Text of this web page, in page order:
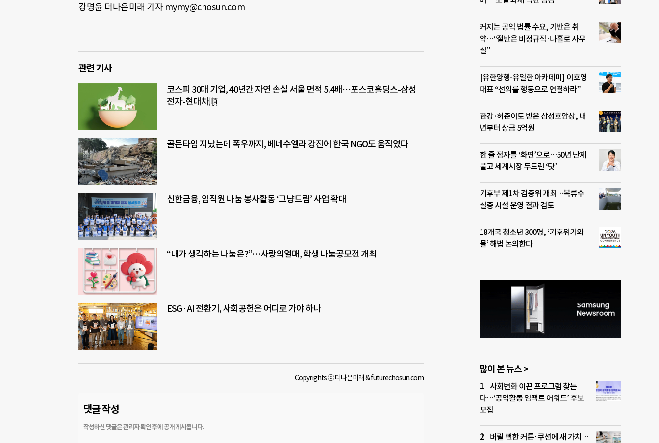
강명윤 더나은미래 기자 mymy@chosun.com
관련 기사
코스피 30대 기업, 40년간 자연 손실 서울 면적 5.4배…포스코홀딩스-삼성
전자-현대차順
골든타임 지났는데 폭우까지, 베네수엘라 강진에 한국 NGO도 움직였다
신한금융, 임직원 나눔 봉사활동 ‘그냥드림’ 사업 확대
“내가 생각하는 나눔은?”…사랑의열매, 학생 나눔공모전 개최
ESG·AI 전환기, 사회공헌은 어디로 가야 하나
Copyrights ⓒ 더나은미래 & futurechosun.com
댓글 작성
커지는 공익 법률 수요, 기반은 취
약…“절반은 비정규직·나홀로 사무
실”
[유한양행-유일한 아카데미] 이호영
대표 “선의를 행동으로 연결하라”
한강·허준이도 받은 삼성호암상, 내
년부터 상금 5억원
한 줄 점자를 ‘화면’으로…50년 난제
풀고 세계시장 두드린 ‘닷’
기후부 제1차 검증위 개최…복류수
실증 시설 운영 결과 검토
18개국 청소년 300명, ‘기후위기와
물’ 해법 논의한다
많이 본 뉴스 >
사회변화 이끈 프로그램 찾는
다…‘공익활동 임팩트 어워드’ 후보
모집
버릴 뻔한 커튼·쿠션에 새 가치…